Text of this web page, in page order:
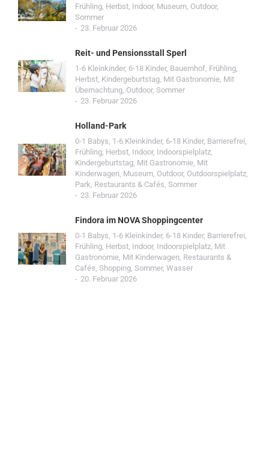
Frühling, Herbst, Indoor, Museum, Outdoor,
Sommer
23. Februar 2026
Reit- und Pensionsstall Sperl
1-6 Kleinkinder, 6-18 Kinder, Bauernhof, Frühling,
Herbst, Kindergeburtstag, Mit Gastronomie, Mit
Übernachtung, Outdoor, Sommer
23. Februar 2026
Holland-Park
0-1 Babys, 1-6 Kleinkinder, 6-18 Kinder, Barrierefrei,
Frühling, Herbst, Indoor, Indoorspielplatz,
Kindergeburtstag, Mit Gastronomie, Mit
Kinderwagen, Museum, Outdoor, Outdoorspielplatz,
Park, Restaurants & Cafés, Sommer
23. Februar 2026
Findora im NOVA Shoppingcenter
0-1 Babys, 1-6 Kleinkinder, 6-18 Kinder, Barrierefrei,
Frühling, Herbst, Indoor, Indoorspielplatz, Mit
Gastronomie, Mit Kinderwagen, Restaurants &
Cafés, Shopping, Sommer, Wasser
20. Februar 2026